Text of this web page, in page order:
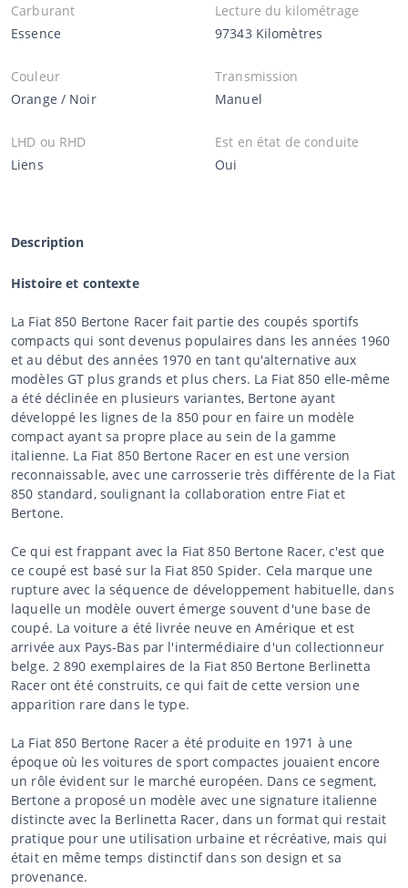
Carburant
Essence
Lecture du kilométrage
97343 Kilomètres
Couleur
Orange / Noir
Transmission
Manuel
LHD ou RHD
Liens
Est en état de conduite
Oui
Description
Histoire et contexte
La Fiat 850 Bertone Racer fait partie des coupés sportifs
compacts qui sont devenus populaires dans les années 1960
et au début des années 1970 en tant qu'alternative aux
modèles GT plus grands et plus chers. La Fiat 850 elle-même
a été déclinée en plusieurs variantes, Bertone ayant
développé les lignes de la 850 pour en faire un modèle
compact ayant sa propre place au sein de la gamme
italienne. La Fiat 850 Bertone Racer en est une version
reconnaissable, avec une carrosserie très différente de la Fiat
850 standard, soulignant la collaboration entre Fiat et
Bertone.
Ce qui est frappant avec la Fiat 850 Bertone Racer, c'est que
ce coupé est basé sur la Fiat 850 Spider. Cela marque une
rupture avec la séquence de développement habituelle, dans
laquelle un modèle ouvert émerge souvent d'une base de
coupé. La voiture a été livrée neuve en Amérique et est
arrivée aux Pays-Bas par l'intermédiaire d'un collectionneur
belge. 2 890 exemplaires de la Fiat 850 Bertone Berlinetta
Racer ont été construits, ce qui fait de cette version une
apparition rare dans le type.
La Fiat 850 Bertone Racer a été produite en 1971 à une
époque où les voitures de sport compactes jouaient encore
un rôle évident sur le marché européen. Dans ce segment,
Bertone a proposé un modèle avec une signature italienne
distincte avec la Berlinetta Racer, dans un format qui restait
pratique pour une utilisation urbaine et récréative, mais qui
était en même temps distinctif dans son design et sa
provenance.